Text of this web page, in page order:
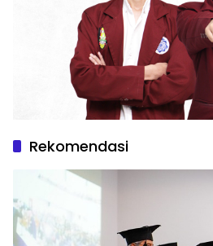
Rekomendasi